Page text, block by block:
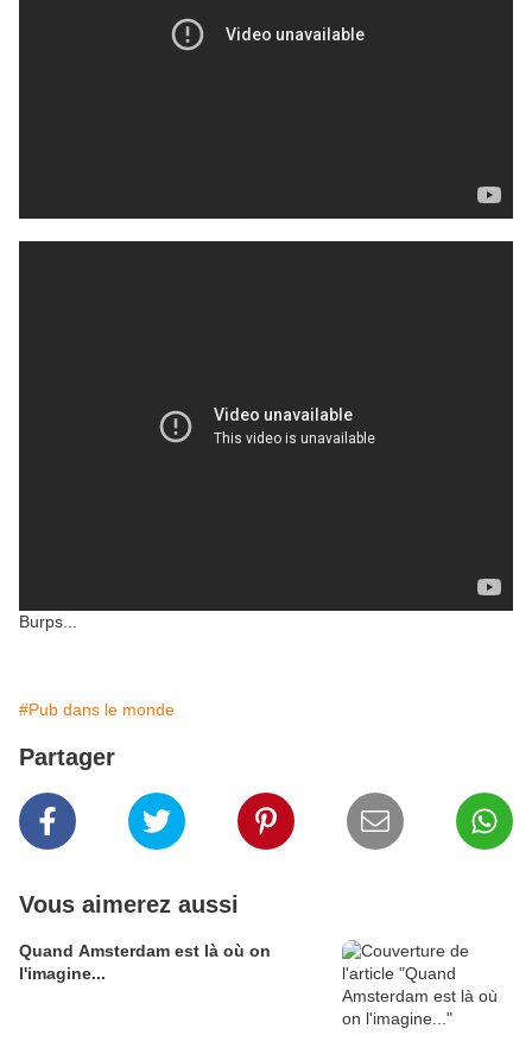
Burps...
#Pub dans le monde
Partager
Vous aimerez aussi
Quand Amsterdam est là où on
l'imagine...